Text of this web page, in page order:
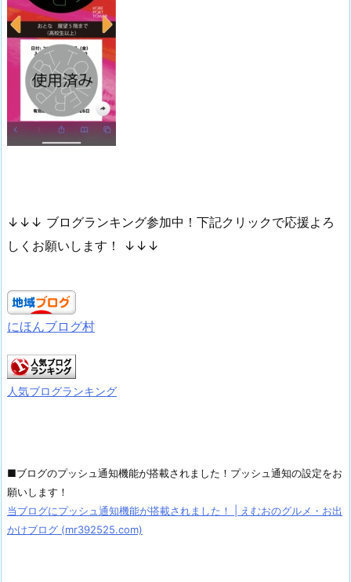
↓↓↓ ブログランキング参加中！下記クリックで応援よろ
しくお願いします！ ↓↓↓
にほんブログ村
人気ブログランキング
■ブログのプッシュ通知機能が搭載されました！プッシュ通知の設定をお
願いします！
当ブログにプッシュ通知機能が搭載されました！ | えむおのグルメ・お出
かけブログ (mr392525.com)